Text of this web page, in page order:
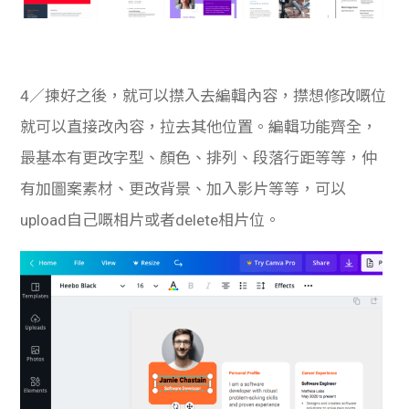
4／揀好之後，就可以㩒入去編輯內容，㩒想修改嘅位
就可以直接改內容，拉去其他位置。編輯功能齊全，
最基本有更改字型、顏色、排列、段落行距等等，仲
有加圖案素材、更改背景、加入影片等等，可以
upload自己嘅相片或者delete相片位。